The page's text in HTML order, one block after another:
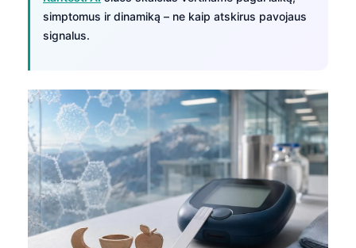
simptomus ir dinamiką – ne kaip atskirus pavojaus
signalus.